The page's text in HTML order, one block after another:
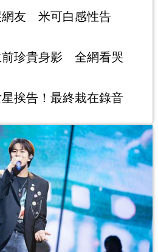
網友 米可白感性告
前珍貴身影 全網看哭
挨告！最終栽在錄音